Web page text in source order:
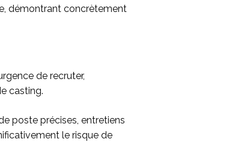
démontrant concrètement
de recruter,
casting.
poste précises, entretiens
le risque de